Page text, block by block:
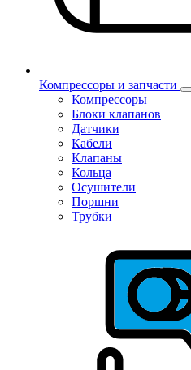
Компрессоры и запчасти
Компрессоры
Блоки клапанов
Датчики
Кабели
Клапаны
Кольца
Осушители
Поршни
Трубки